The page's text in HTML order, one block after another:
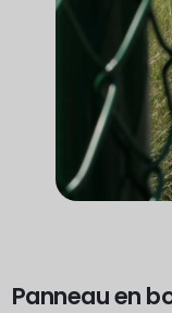
Panneau en